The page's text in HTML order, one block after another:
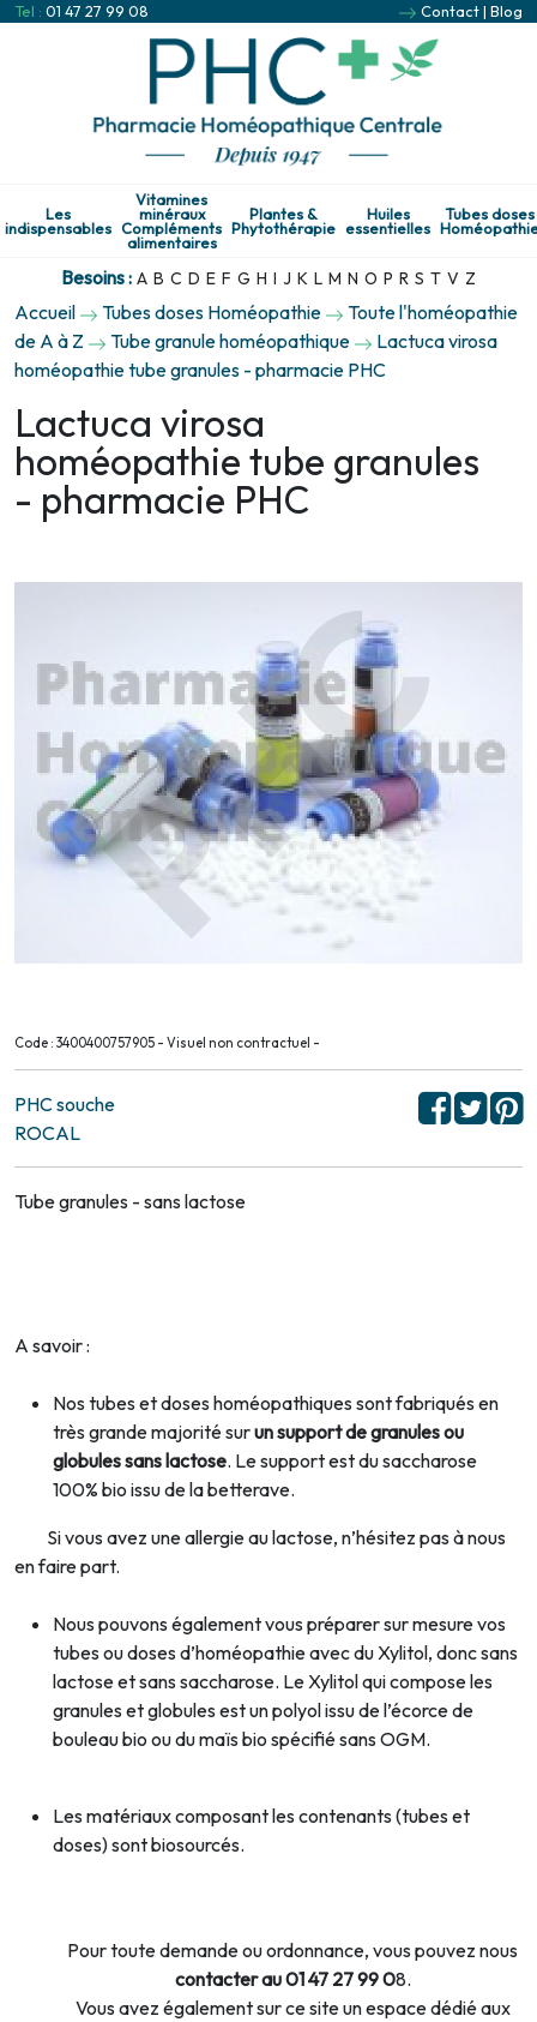
Tel : 01 47 27 99 08 Contact| Blog
Les
indispensables
Vitamines
minéraux
Compléments
alimentaires
Plantes &
Phytothérapie
Huiles
essentielles
Tubes doses
Besoins : A B C D E F G H I J K L M N O P R S T V Z
Accueil Tubes doses Homéopathie
Toute l'homéopathie
de A à Z
Tube granule homéopathique
Lactuca virosa
homéopathie tube granules - pharmacie PHC
Lactuca virosa
homéopathie tube granules
- pharmacie PHC
Code : 3400400757905 - Visuel non contractuel -
PHC souche
ROCAL
Tube granules - sans lactose
A savoir :
Nos tubes et doses homéopathiques sont fabriqués en
très grande majorité surun support de granules ou
globules sans lactose. Le support est du saccharose
100% bio issu de la betterave.
Si vous avez une allergie au lactose, n’hésitez pas à nous
en faire part.
Nous pouvons également vous préparer sur mesure vos
tubes ou doses d’homéopathie avec du Xylitol, donc sans
lactose et sans saccharose. Le Xylitol qui compose les
granules et globules est un polyol issu de l’écorce de
bouleau bio ou du maïs bio spécifié sans OGM.
Les matériaux composant les contenants (tubes et
doses) sont biosourcés.
Pour toute demande ou ordonnance, vous pouvez nous
contacter au 01 47 27 99 08.
Vous avez également sur ce site un espace dédié aux